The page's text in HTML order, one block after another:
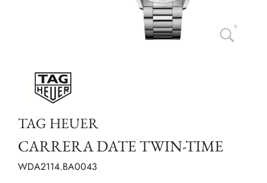
TAG HEUER
CARRERA DATE TWIN-TIME
WDA2114.BA0043